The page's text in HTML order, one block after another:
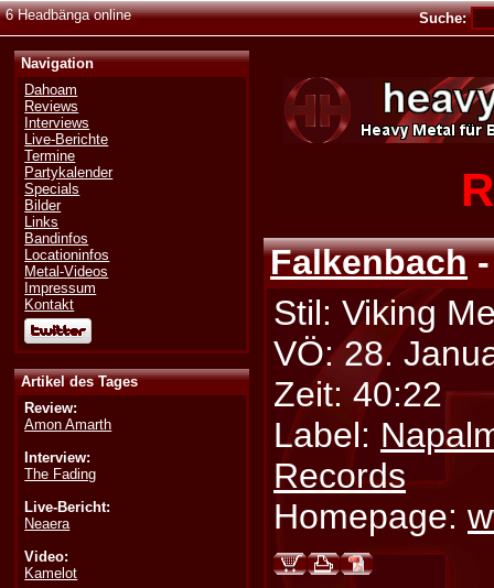
6 Headbänga online Suche:
Navigation
Dahoam
Reviews
Interviews
Live-Berichte
Termine
Partykalender
Specials
Bilder
Links
Bandinfos
Locationinfos
Metal-Videos
Impressum
Kontakt
Artikel des Tages
Review:
Amon Amarth
Interview:
The Fading
Live-Bericht:
Neaera
Video:
Kamelot
Falkenbach-
Stil: Viking
VÖ: 28.
Zeit: 40:22
Label:
Records
Homepage: